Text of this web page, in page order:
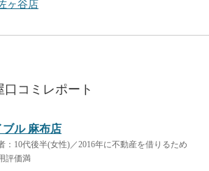
ヶ谷店
口コミレポート
ブル 麻布店
：10代後半(女性)／2016年に不動産を借りるため
評価満